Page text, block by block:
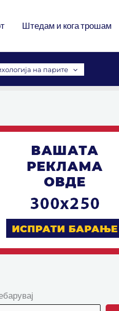
Штедам и кога трошам
на парите